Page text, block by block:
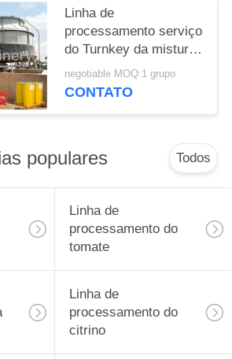
Linha de
processamento serviço
do Turnkey da mistura
da ketchup de tomate
100T/D da parada de
negotiable MOQ:1 grupo
CONTATO
populares Todos
Linha de
processamento do
tomate
Linha de
processamento do
citrino